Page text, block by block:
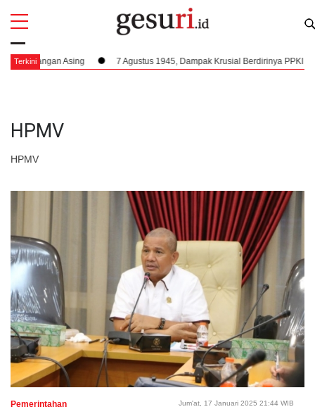
Terkini
Tangan Asing 7 Agustus 1945, Dampak Krusial Berdirinya PPKI
HPMV
HPMV
All
Pemerintahan Jum'at, 17 Januari 2025 21:44 WIB